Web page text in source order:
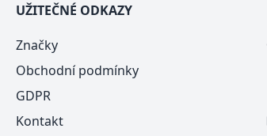
UŽITEČNÉ ODKAZY
Značky
Obchodní podmínky
GDPR
Kontakt